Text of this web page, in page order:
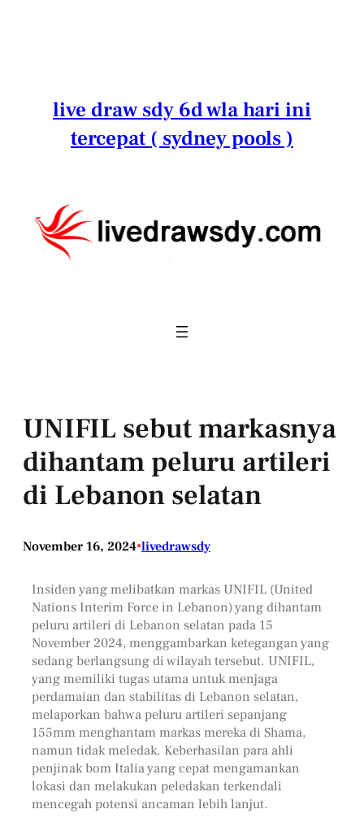
live draw sdy 6d wla hari ini
tercepat ( sydney pools )
UNIFIL sebut markasnya
dihantam peluru artileri
di Lebanon selatan
November 16, 2024•livedrawsdy
Insiden yang melibatkan markas UNIFIL (United
Nations Interim Force in Lebanon) yang dihantam
peluru artileri di Lebanon selatan pada 15
November 2024, menggambarkan ketegangan yang
sedang berlangsung di wilayah tersebut. UNIFIL,
yang memiliki tugas utama untuk menjaga
perdamaian dan stabilitas di Lebanon selatan,
melaporkan bahwa peluru artileri sepanjang
155mm menghantam markas mereka di Shama,
namun tidak meledak. Keberhasilan para ahli
penjinak bom Italia yang cepat mengamankan
lokasi dan melakukan peledakan terkendali
mencegah potensi ancaman lebih lanjut.